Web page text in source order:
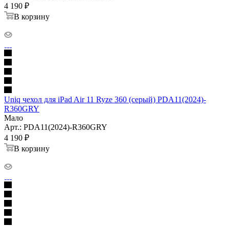
4 190 ₽
В корзину
Uniq чехол для iPad Air 11 Ryze 360 (серый) PDA11(2024)-
R360GRY
Мало
Арт.: PDA11(2024)-R360GRY
4 190 ₽
В корзину